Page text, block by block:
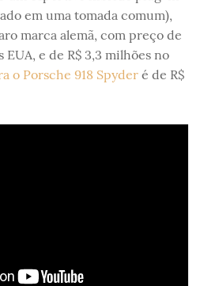
em uma tomada comum),
marca alemã, com preço de
EUA, e de R$ 3,3 milhões no
o Porsche 918 Spyder é de R$